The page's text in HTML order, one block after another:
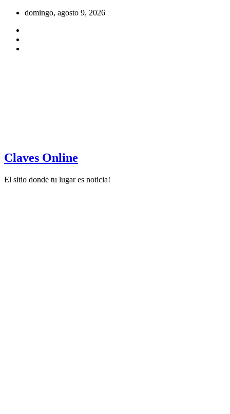
Saltar
contenido
domingo, agosto 9, 2026
Claves Online
El sitio donde tu lugar es noticia!